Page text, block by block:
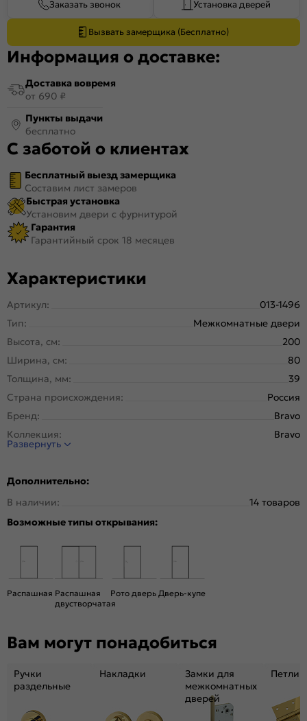
Заказать звонок Установка дверей
Вызвать замерщика (Бесплатно)
Информация о доставке:
Доставка вовремя
от 690 ₽
Пункты выдачи
бесплатно
С заботой о клиентах
Бесплатный выезд замерщика
Составим лист замеров
Быстрая установка
Установим двери с фурнитурой
Гарантия
Гарантийный срок 18 месяцев
Характеристики
Артикул:
013-1496
Тип:
Межкомнатные двери
Высота, см:
200
Ширина, см:
80
Толщина, мм:
39
Страна происхождения:
Россия
Бренд:
Bravo
Коллекция:
Bravo
Стиль:
Система открывания:
Конструкция двери:
Каркасно-щитовая
Цвет:
Общий цвет:
Декор:
Тип погонажных изделий:
Телескопический, компланарный
Поверхность:
Гладкая, матовая
Возможность покраски:
Нет
Для влажных помещений:
Да
Развернуть
Дополнительно:
В наличии:
14 товаров
Возможные типы открывания:
Распашная Распашная
двустворчатая
Рото дверь Дверь-купе
Вам могут понадобиться
Ручки
раздельные
Накладки
Замки для
межкомнатных
дверей
Петли